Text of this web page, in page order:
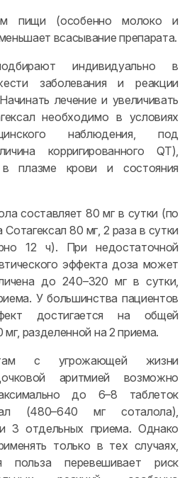
пищи (особенно молоко и
всасывание препарата.
индивидуально в
заболевания и реакции
лечение и увеличивать
необходимо в условиях
наблюдения, под
корригированного QT),
в плазме крови и состояния
составляет 80 мг в сутки (по
80 мг, 2 раза в сутки
12 ч). При недостаточной
эффекта доза может
до 240–320 мг в сутки,
У большинства пациентов
достигается на общей
разделенной на 2 приема.
с угрожающей жизни
аритмией возможно
до 6–8 таблеток
(480–640 мг соталола),
3 отдельных приема. Однако
только в тех случаях,
польза перевешивает риск